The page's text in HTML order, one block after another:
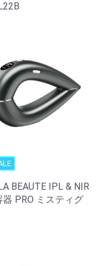
BEAUTE IPL & NIR
器 PRO ミスティグ